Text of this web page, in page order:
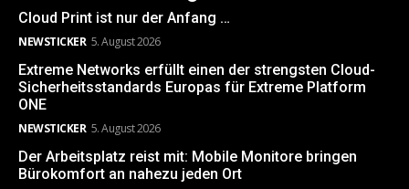
Cloud Print ist nur der Anfang …
NEWSTICKER 5. August 2026
Extreme Networks erfüllt einen der strengsten Cloud-
Sicherheitsstandards Europas für Extreme Platform
ONE
NEWSTICKER 5. August 2026
Der Arbeitsplatz reist mit: Mobile Monitore bringen
Bürokomfort an nahezu jeden Ort